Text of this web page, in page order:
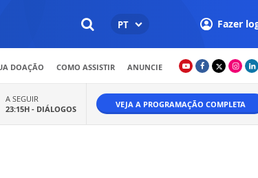
PT Fazer
DOAÇÃO COMO ASSISTIR ANUNCIE
A SEGUIR
23:15H - DIÁLOGOS VEJA A PROGRAMAÇÃO COMPLETA